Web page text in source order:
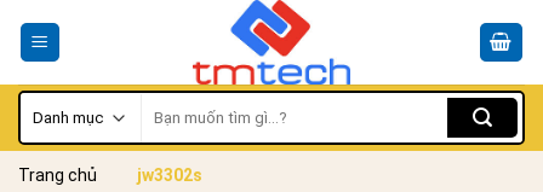
kiếm:
Trang chủ jw3302s